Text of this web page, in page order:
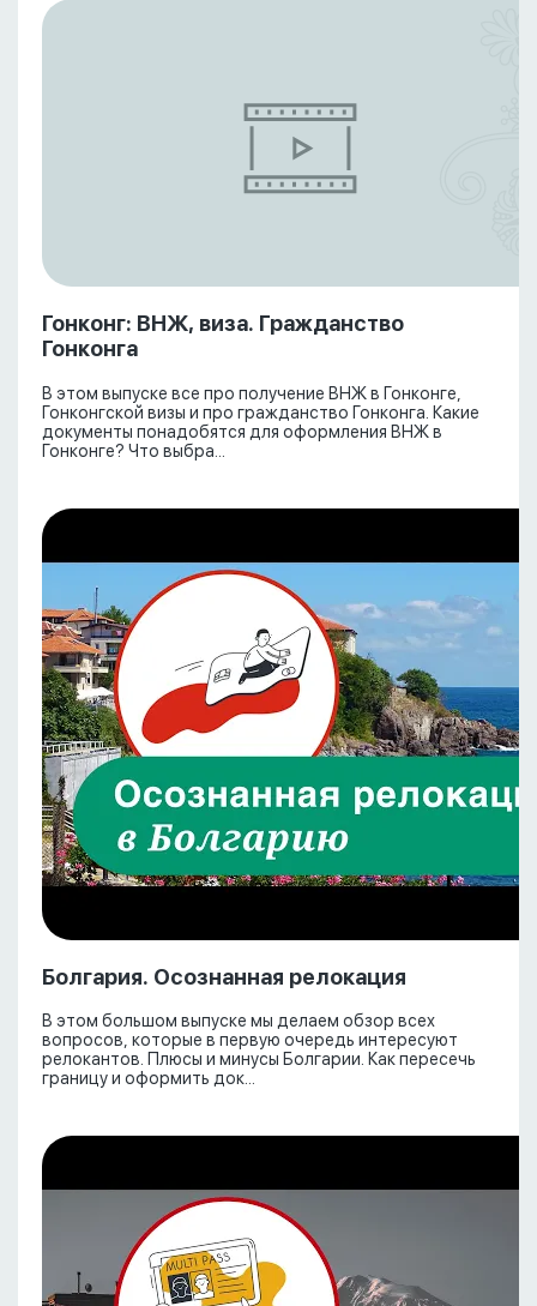
Гонконг: ВНЖ, виза. Гражданство
Гонконга
В этом выпуске все про получение ВНЖ в Гонконге,
Гонконгской визы и про гражданство Гонконга. Какие
документы понадобятся для оформления ВНЖ в
Гонконге? Что выбра...
Болгария. Осознанная релокация
В этом большом выпуске мы делаем обзор всех
вопросов, которые в первую очередь интересуют
релокантов. Плюсы и минусы Болгарии. Как пересечь
границу и оформить док...